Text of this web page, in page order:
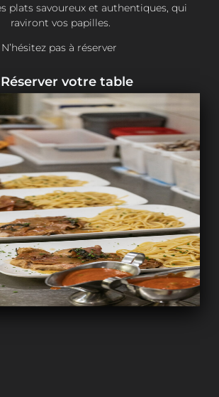
plats savoureux et authentiques, qui
raviront vos papilles.
N’hésitez pas à réserver
Réserver votre table